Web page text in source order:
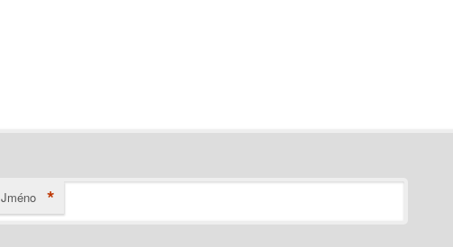
Jméno *